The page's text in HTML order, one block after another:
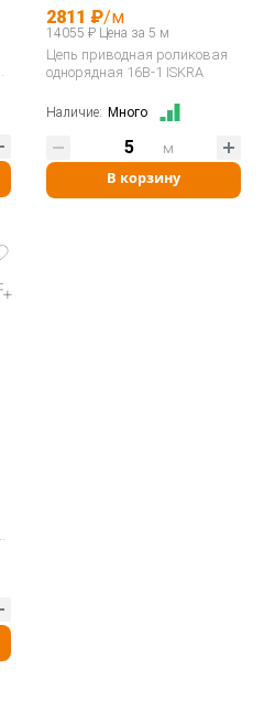
2811 ₽/м
14055 ₽ Цена за 5 м
Цепь приводная роликовая
однорядная 16B-1 ISKRA
Наличие: Много
В корзину
м